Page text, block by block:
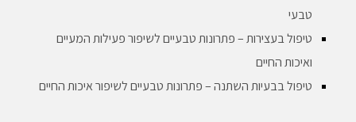
טבעי
טיפול בעצירות – פתרונות טבעיים לשיפור פעילות המעיים
ואיכות החיים
טיפול בבעיות השתנה – פתרונות טבעיים לשיפור איכות החיים